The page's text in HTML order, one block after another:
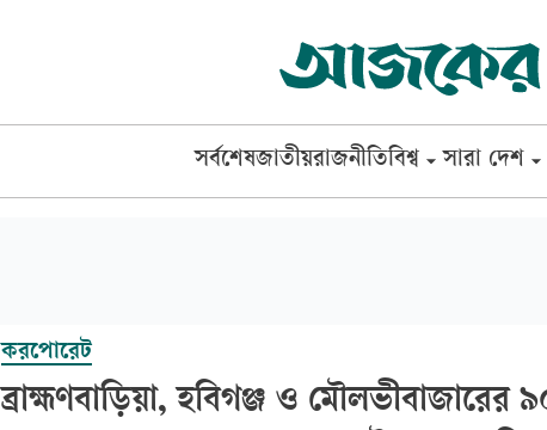
সর্বশেষজাতীয়রাজনীতিবিশ্ব সারা দেশ
করপোরেট
ব্রাহ্মণবাড়িয়া, হবিগঞ্জ ও মৌলভীবাজারের